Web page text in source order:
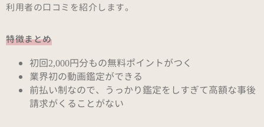
利用者の口コミを紹介します。
特徴まとめ
初回2,000円分もの無料ポイントがつく
業界初の動画鑑定ができる
前払い制なので、うっかり鑑定をしすぎて高額な事後
請求がくることがない